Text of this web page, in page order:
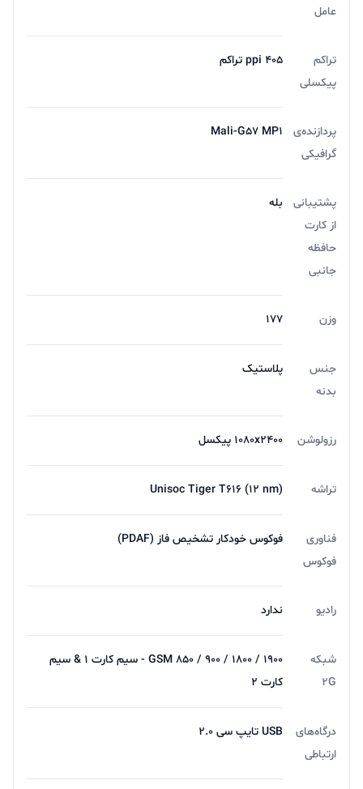
عامل
تراکم
پیکسلی
405 ppi تراکم
پردازنده‌ی
گرافیکی
Mali-G57 M‍P1
پشتیبانی
از کارت
حافظه
جانبی
بله
وزن 177
جنس
بدنه
پلاستیک
رزولوشن 1080x2400 پیکسل
تراشه Unisoc Tiger T616 (12 nm)
فناوری
فوکوس
فوکوس خودکار تشخیص فاز (PDAF)
رادیو ندارد
شبکه
2G
GSM 850 / 900 / 1800 / 1900 - سیم کارت 1 & سیم
کارت 2
درگاه‌های
ارتباطی
USB تایپ سی 2.0